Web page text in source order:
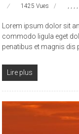
1425 Vues , , , ,
Lorem ipsum dolor sit
commodo ligula eget
penatibus et magnis dis
Lire plus